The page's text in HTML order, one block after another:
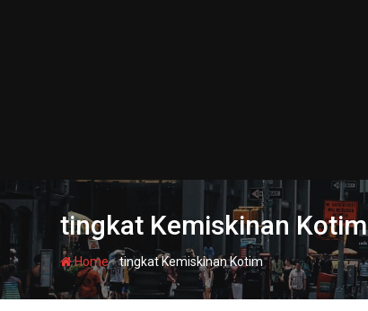
tingkat Kemiskinan Kotim
Home-tingkat Kemiskinan Kotim